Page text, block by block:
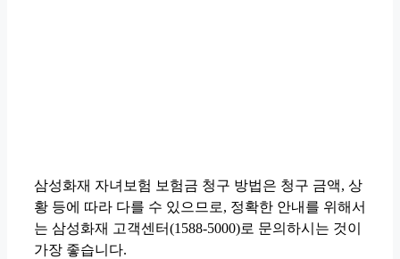
삼성화재 자녀보험 보험금 청구 방법은 청구 금액, 상
황 등에 따라 다를 수 있으므로, 정확한 안내를 위해서
는 삼성화재 고객센터(1588-5000)로 문의하시는 것이
가장 좋습니다.